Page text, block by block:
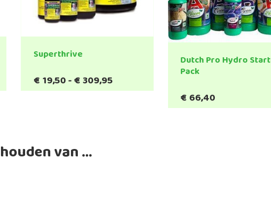
Superthrive
€ 19,50-€309,95Prijsklasse:
€19,50
Dit
product
optie
Dutch Pro Hydro
Pack
€ 66,40
van …